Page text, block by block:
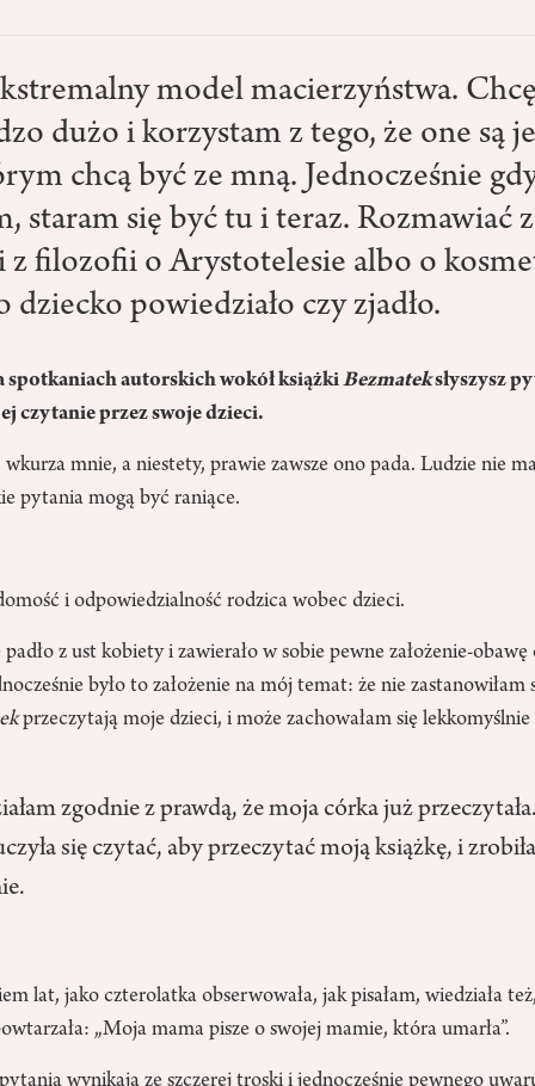
model macierzyństwa.
dużo i korzystam z tego, że one są
chcą być ze mną. Jednocześnie
staram się być tu i teraz. Rozmawiać z
z filozofii o Arystotelesie albo o
dziecko powiedziało czy zjadło.
spotkaniach autorskich wokół książkiBezmateksłyszysz
czytanie przez swoje dzieci.
mnie, a niestety, prawie zawsze ono pada. Ludzie nie
pytania mogą być raniące.
i odpowiedzialność rodzica wobec dzieci.
z ust kobiety i zawierało w sobie pewne założenie-
było to założenie na mój temat: że nie
przeczytają moje dzieci, i może zachowałam się
zgodnie z prawdą, że moja córka już
się czytać, aby przeczytać moją książkę, i
lat, jako czterolatka obserwowała, jak pisałam, wiedziała
„Moja mama pisze o swojej mamie, która umarła”.
wynikają ze szczerej troski i jednocześnie pewnego